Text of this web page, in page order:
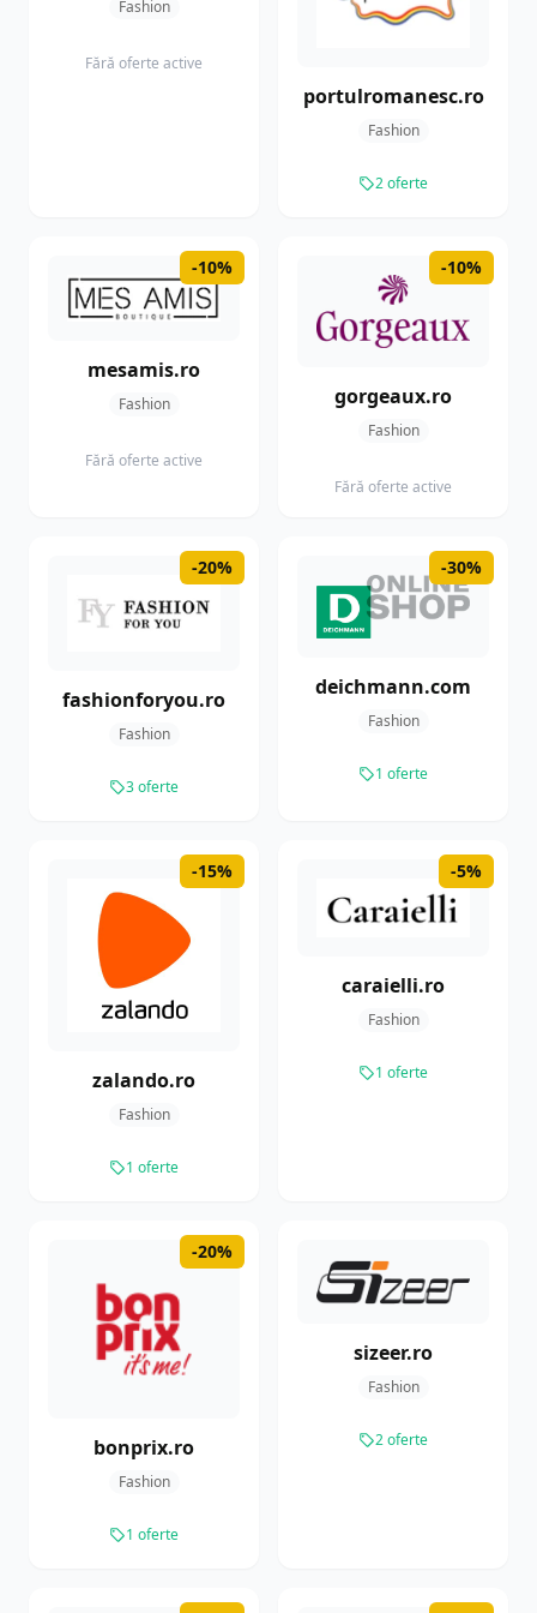
3
Tigari electronice 3
M Mancare 13
Optica
C Cafea&Ceai
Fashion
Fără oferte active
portulromanesc.ro
Fashion
2 oferte
-10%
mesamis.ro
Fashion
Fără oferte active
-10%
gorgeaux.ro
Fashion
Fără oferte active
-20%
fashionforyou.ro
Fashion
3 oferte
-30%
deichmann.com
Fashion
1 oferte
-15%
zalando.ro
Fashion
1 oferte
-5%
caraielli.ro
Fashion
1 oferte
-20%
bonprix.ro
Fashion
1 oferte
sizeer.ro
Fashion
2 oferte